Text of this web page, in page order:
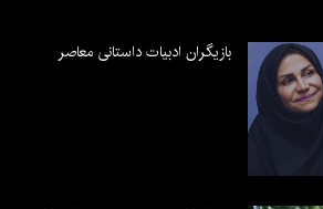
بازیگران ادبیات داستانی معاصر